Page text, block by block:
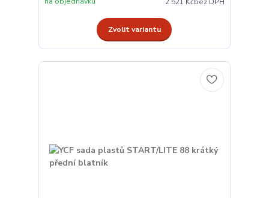
Zvolit variantu